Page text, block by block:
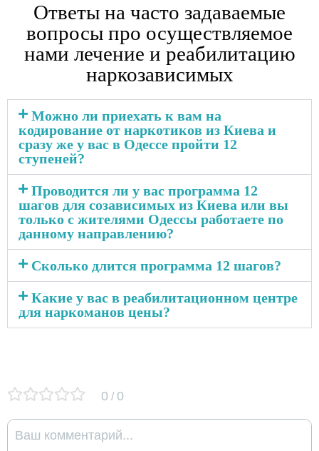
Ответы на часто задаваемые
вопросы про осуществляемое
нами лечение и реабилитацию
наркозависимых
Можно ли приехать к вам на
кодирование от наркотиков из Киева и
сразу же у вас в Одессе пройти 12
ступеней?
Проводится ли у вас программа 12
шагов для созависимых из Киева или вы
только с жителями Одессы работаете по
данному направлению?
Сколько длится программа 12 шагов?
Какие у вас в реабилитационном центре
для наркоманов цены?
0 / 0